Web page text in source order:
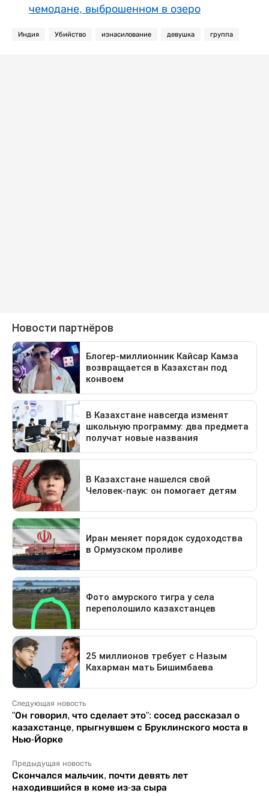
чемодане, выброшенном в озеро
Индия Убийство изнасилование девушка группа
Следующая новость
"Он говорил, что сделает это": сосед рассказал о
казахстанце, прыгнувшем с Бруклинского моста в
Нью-Йорке
Предыдущая новость
Скончался мальчик, почти девять лет
находившийся в коме из-за сыра